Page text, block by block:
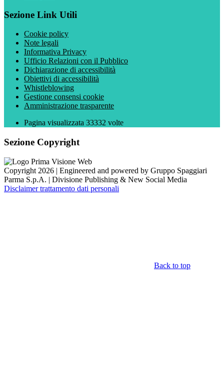
Sezione Link Utili
Cookie policy
Note legali
Informativa Privacy
Ufficio Relazioni con il Pubblico
Dichiarazione di accessibilità
Obiettivi di accessibilità
Whistleblowing
Gestione consensi cookie
Amministrazione trasparente
Pagina visualizzata 33332 volte
Sezione Copyright
Copyright 2026 | Engineered and powered by Gruppo Spaggiari
Parma S.p.A. | Divisione Publishing & New Social Media
Disclaimer trattamento dati personali
Back to top